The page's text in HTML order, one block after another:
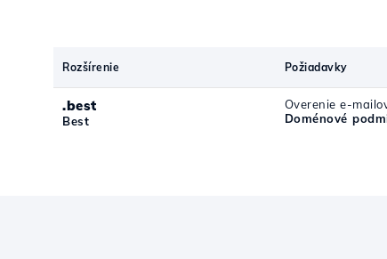
Rozšírenie Požiadavky
.best
Best
Overenie e-
Doménové